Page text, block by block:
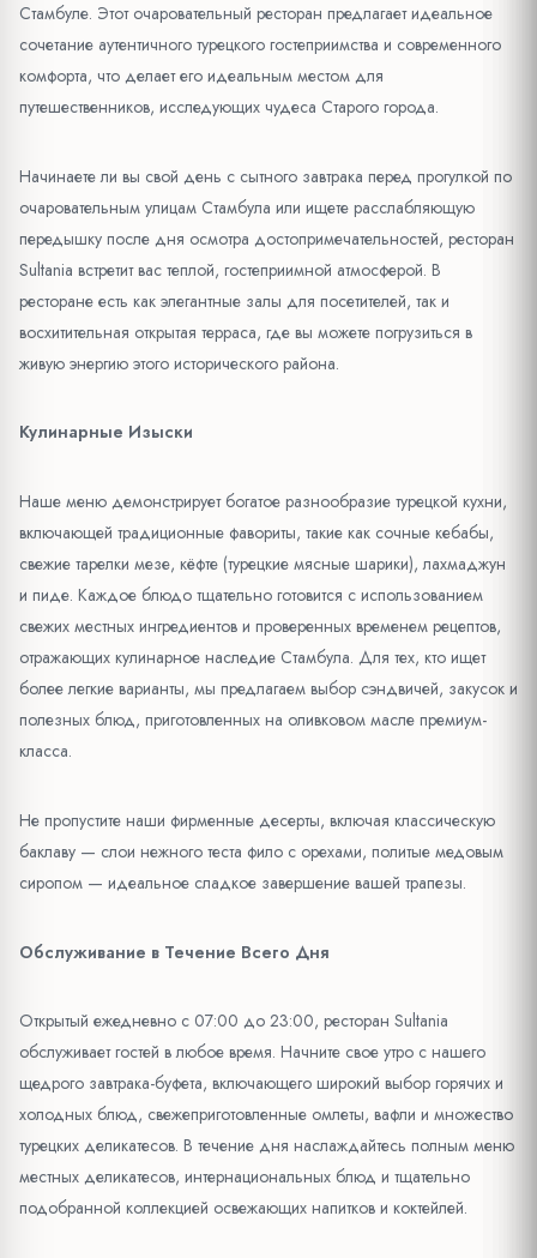
Стамбуле. Этот очаровательный ресторан предлагает идеальное
сочетание аутентичного турецкого гостеприимства и современного
комфорта, что делает его идеальным местом для
путешественников, исследующих чудеса Старого города.
Начинаете ли вы свой день с сытного завтрака перед прогулкой по
очаровательным улицам Стамбула или ищете расслабляющую
передышку после дня осмотра достопримечательностей, ресторан
Sultania встретит вас теплой, гостеприимной атмосферой. В
ресторане есть как элегантные залы для посетителей, так и
восхитительная открытая терраса, где вы можете погрузиться в
живую энергию этого исторического района.
Кулинарные Изыски
Наше меню демонстрирует богатое разнообразие турецкой кухни,
включающей традиционные фавориты, такие как сочные кебабы,
свежие тарелки мезе, кёфте (турецкие мясные шарики), лахмаджун
и пиде. Каждое блюдо тщательно готовится с использованием
свежих местных ингредиентов и проверенных временем рецептов,
отражающих кулинарное наследие Стамбула. Для тех, кто ищет
более легкие варианты, мы предлагаем выбор сэндвичей, закусок и
полезных блюд, приготовленных на оливковом масле премиум-
класса.
Не пропустите наши фирменные десерты, включая классическую
баклаву — слои нежного теста фило с орехами, политые медовым
сиропом — идеальное сладкое завершение вашей трапезы.
Обслуживание в Течение Всего Дня
Открытый ежедневно с 07:00 до 23:00, ресторан Sultania
обслуживает гостей в любое время. Начните свое утро с нашего
щедрого завтрака-буфета, включающего широкий выбор горячих и
холодных блюд, свежеприготовленные омлеты, вафли и множество
турецких деликатесов. В течение дня наслаждайтесь полным меню
местных деликатесов, интернациональных блюд и тщательно
подобранной коллекцией освежающих напитков и коктейлей.